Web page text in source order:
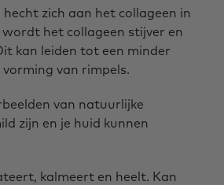
zich aan het collageen in
het collageen stijver en
kan leiden tot een minder
vorming van rimpels.
van natuurlijke
zijn en je huid kunnen
kalmeert en heelt. Kan